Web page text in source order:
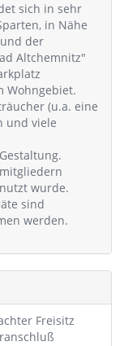
sich in sehr
in Nähe
der
Altchemnitz"
Wohngebiet.
(u.a. eine
und viele
wurde.
sind
werden.
Freisitz